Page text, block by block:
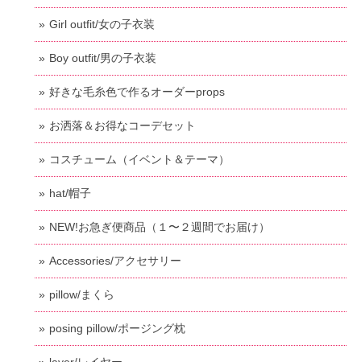
Girl outfit/女の子衣装
Boy outfit/男の子衣装
好きな毛糸色で作るオーダーprops
お洒落＆お得なコーデセット
コスチューム（イベント＆テーマ）
hat/帽子
NEW!お急ぎ便商品（１〜２週間でお届け）
Accessories/アクセサリー
pillow/まくら
posing pillow/ポージング枕